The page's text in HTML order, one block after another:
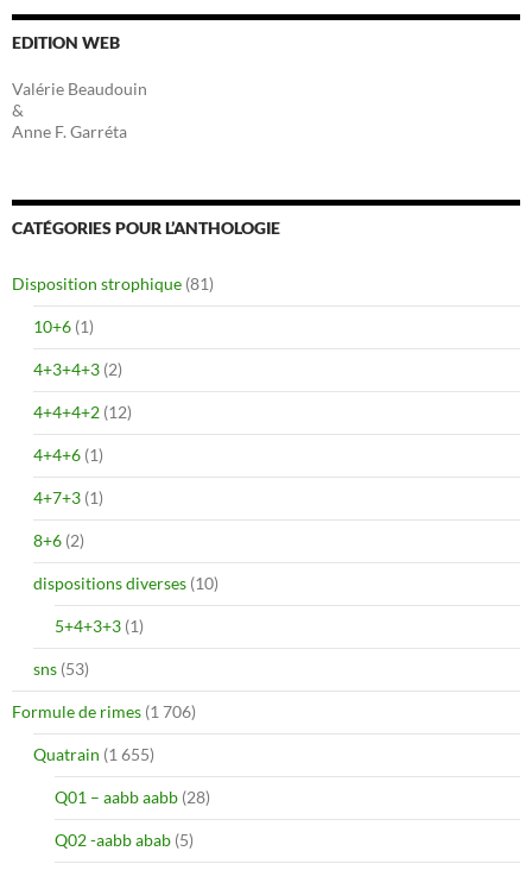
EDITION WEB
Valérie Beaudouin
&
Anne F. Garréta
CATÉGORIES POUR L’ANTHOLOGIE
Disposition strophique (81)
10+6 (1)
4+3+4+3 (2)
4+4+4+2 (12)
4+4+6 (1)
4+7+3 (1)
8+6 (2)
dispositions diverses (10)
5+4+3+3 (1)
sns (53)
Formule de rimes (1 706)
Quatrain (1 655)
Q01 – aabb aabb (28)
Q02 -aabb abab (5)